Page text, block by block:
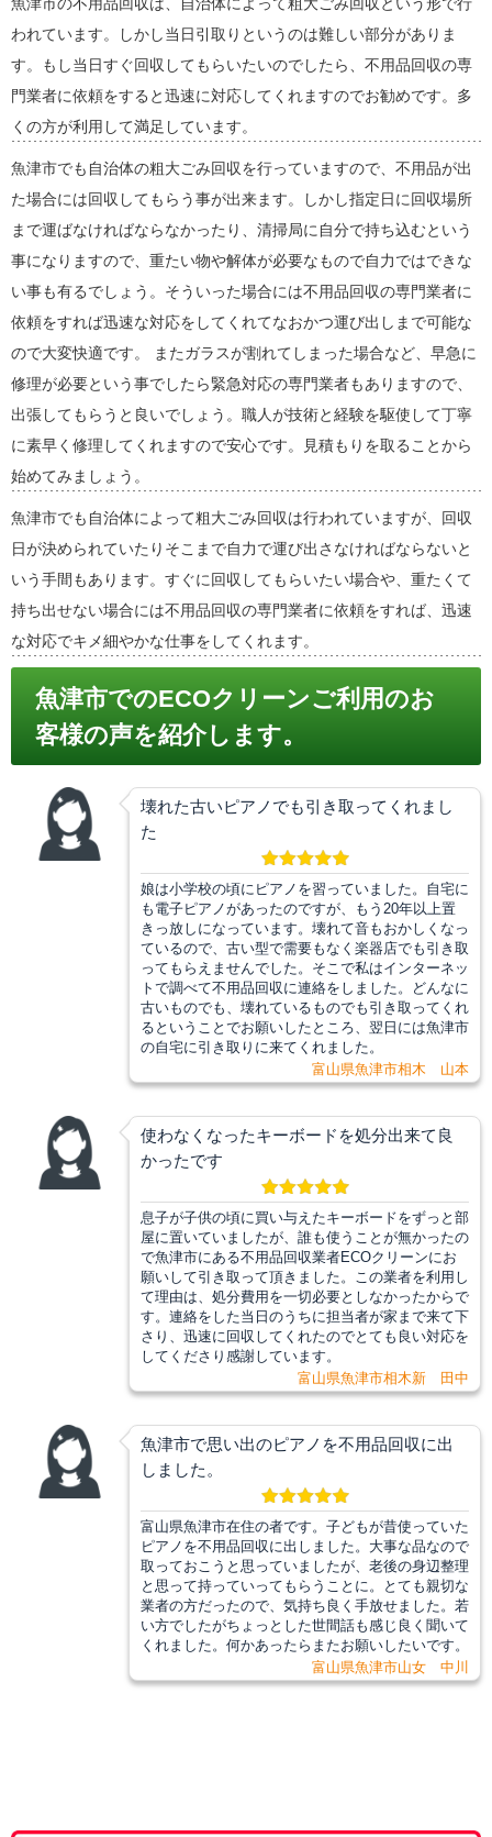
魚津市の不用品回収は、自治体によって粗大ごみ回収という形で行
われています。しかし当日引取りというのは難しい部分がありま
す。もし当日すぐ回収してもらいたいのでしたら、不用品回収の専
門業者に依頼をすると迅速に対応してくれますのでお勧めです。多
くの方が利用して満足しています。
魚津市でも自治体の粗大ごみ回収を行っていますので、不用品が出
た場合には回収してもらう事が出来ます。しかし指定日に回収場所
まで運ばなければならなかったり、清掃局に自分で持ち込むという
事になりますので、重たい物や解体が必要なもので自力ではできな
い事も有るでしょう。そういった場合には不用品回収の専門業者に
依頼をすれば迅速な対応をしてくれてなおかつ運び出しまで可能な
ので大変快適です。 またガラスが割れてしまった場合など、早急に
修理が必要という事でしたら緊急対応の専門業者もありますので、
出張してもらうと良いでしょう。職人が技術と経験を駆使して丁寧
に素早く修理してくれますので安心です。見積もりを取ることから
始めてみましょう。
魚津市でも自治体によって粗大ごみ回収は行われていますが、回収
日が決められていたりそこまで自力で運び出さなければならないと
いう手間もあります。すぐに回収してもらいたい場合や、重たくて
持ち出せない場合には不用品回収の専門業者に依頼をすれば、迅速
な対応でキメ細やかな仕事をしてくれます。
魚津市でのECOクリーンご利用のお
客様の声を紹介します。
壊れた古いピアノでも引き取ってくれまし
た
娘は小学校の頃にピアノを習っていました。自宅に
も電子ピアノがあったのですが、もう20年以上置
きっ放しになっています。壊れて音もおかしくなっ
ているので、古い型で需要もなく楽器店でも引き取
ってもらえませんでした。そこで私はインターネッ
トで調べて不用品回収に連絡をしました。どんなに
古いものでも、壊れているものでも引き取ってくれ
るということでお願いしたところ、翌日には魚津市
の自宅に引き取りに来てくれました。
富山県魚津市相木 山本
使わなくなったキーボードを処分出来て良
かったです
息子が子供の頃に買い与えたキーボードをずっと部
屋に置いていましたが、誰も使うことが無かったの
で魚津市にある不用品回収業者ECOクリーンにお
願いして引き取って頂きました。この業者を利用し
て理由は、処分費用を一切必要としなかったからで
す。連絡をした当日のうちに担当者が家まで来て下
さり、迅速に回収してくれたのでとても良い対応を
してくださり感謝しています。
富山県魚津市相木新 田中
魚津市で思い出のピアノを不用品回収に出
しました。
富山県魚津市在住の者です。子どもが昔使っていた
ピアノを不用品回収に出しました。大事な品なので
取っておこうと思っていましたが、老後の身辺整理
と思って持っていってもらうことに。とても親切な
業者の方だったので、気持ち良く手放せました。若
い方でしたがちょっとした世間話も感じ良く聞いて
くれました。何かあったらまたお願いしたいです。
富山県魚津市山女 中川